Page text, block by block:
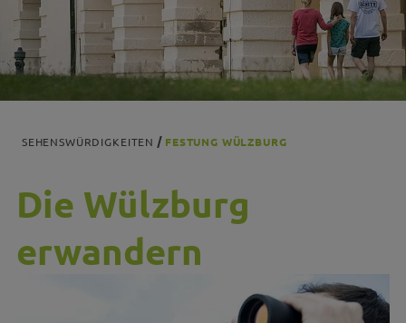
SEHENSWÜRDIGKEITEN FESTUNG WÜLZBURG
Die Wülzburg
erwandern